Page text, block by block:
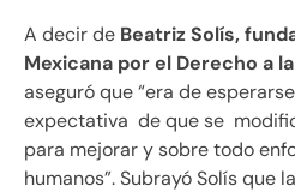
A decir de Beatriz Solís,
Mexicana por el Derecho a
aseguró que “era de
expectativa de que se
para mejorar y sobre todo
humanos”. Subrayó Solís que